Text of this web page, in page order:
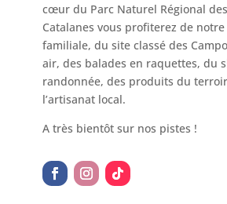
cœur du Parc Naturel Régional
Catalanes vous profiterez de
familiale, du site classé des
air, des balades en raquettes, du
randonnée, des produits du
l’artisanat local.
A très bientôt sur nos pistes !